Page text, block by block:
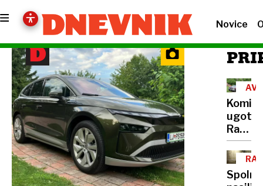
Novice
Racija
na
je
Spolno